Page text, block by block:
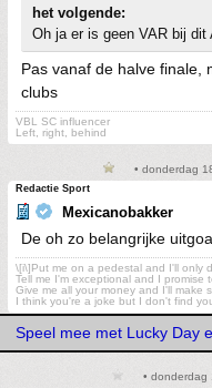
het volgende:
Oh ja er is geen VAR bij dit
Pas vanaf de halve finale,
clubs
VBL SC influencer
Left, right, behind
• donderdag
Redactie Sport
Mexicanobakker
De oh zo belangrijke
\[i\]Put me on a pedestal and I'll only
Tell me I'm exceptional and I promise
Give me all your money and I'll make
I think you're a joke but I don't find
Speel mee met Lucky Day
• donderdag